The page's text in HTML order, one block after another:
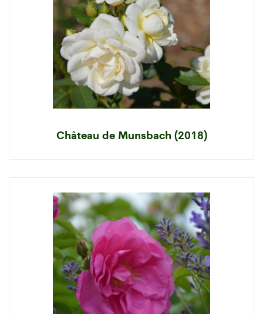
Château de Munsbach (2018)